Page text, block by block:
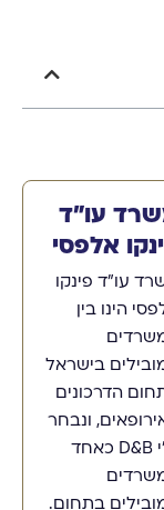
עו"ד
אלפסי
עו"ד פינקו
הינו בין
בישראל
הדרכונים
ונבחר
ע"י D&B כאחד
בתחום.